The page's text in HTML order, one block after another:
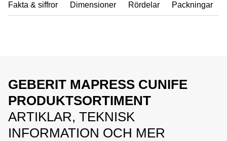
Fakta & siffror Dimensioner Rördelar Packningar
GEBERIT MAPRESS CUNIFE
PRODUKTSORTIMENT
ARTIKLAR, TEKNISK
INFORMATION OCH MER